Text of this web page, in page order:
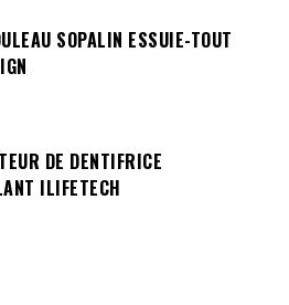
SOPALIN ESSUIE-TOUT
DE DENTIFRICE
ILIFETECH